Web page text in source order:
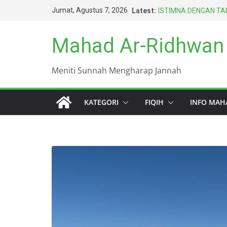
Jumat, Agustus 7, 2026 Latest: ISTIMNA DENGAN
HARUS BERAGAMA
TERBAIK UMAT INI
KEWAJIBAN PALING
Mahad Ar-
Meniti Sunnah Mengharap Jannah
KATEGORI FIQIH INFO